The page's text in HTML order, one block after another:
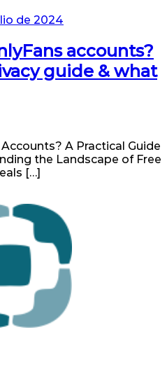
de 2024
accounts?
guide & what
A Practical Guide
the Landscape of Free
[…]